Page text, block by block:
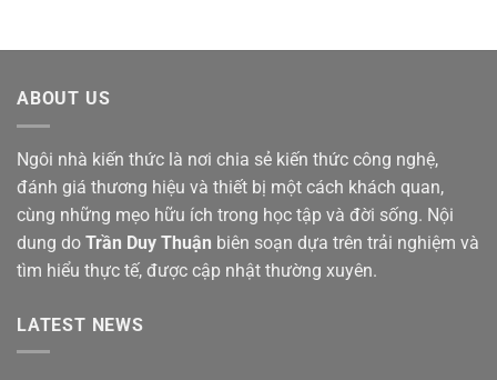
ABOUT US
Ngôi nhà kiến thức là nơi chia sẻ kiến thức công nghệ,
đánh giá thương hiệu và thiết bị một cách khách quan,
cùng những mẹo hữu ích trong học tập và đời sống. Nội
dung do Trần Duy Thuận biên soạn dựa trên trải nghiệm và
tìm hiểu thực tế, được cập nhật thường xuyên.
LATEST NEWS